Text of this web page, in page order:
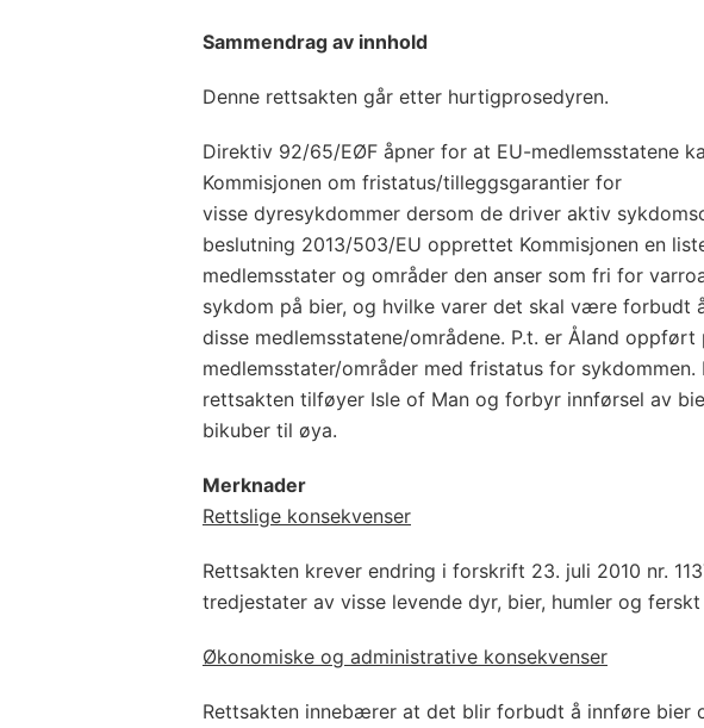
Sammendrag av innhold
Denne rettsakten går etter hurtigprosedyren.
Direktiv 92/65/EØF åpner for at EU-medlemsstatene
Kommisjonen om fristatus/tilleggsgarantier for
visse dyresykdommer dersom de driver aktiv
beslutning 2013/503/EU opprettet Kommisjonen en
medlemsstater og områder den anser som fri for
sykdom på bier, og hvilke varer det skal være forbudt
disse medlemsstatene/områdene. P.t. er Åland oppført
medlemsstater/områder med fristatus for sykdommen.
rettsakten tilføyer Isle of Man og forbyr innførsel av
bikuber til øya.
Merknader
Rettslige konsekvenser
Rettsakten krever endring i forskrift 23. juli 2010 nr.
tredjestater av visse levende dyr, bier, humler og
Økonomiske og administrative konsekvenser
Rettsakten innebærer at det blir forbudt å innføre bier